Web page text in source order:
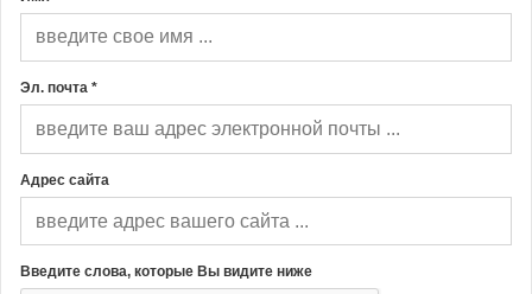
Эл. почта *
Адрес сайта
Введите слова, которые Вы видите ниже